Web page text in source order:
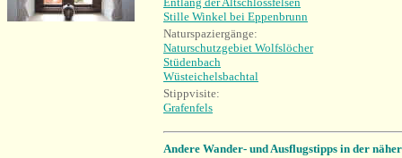
Stille Winkel bei Eppenbrunn
Naturspaziergänge:
Naturschutzgebiet Wolfslöcher
Stüdenbach
Wüsteichelsbachtal
Stippvisite:
Grafenfels
Andere Wander- und Ausflugstipps in der